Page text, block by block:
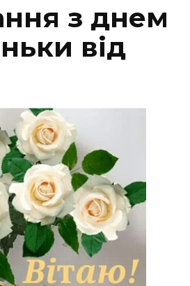
з днем
від